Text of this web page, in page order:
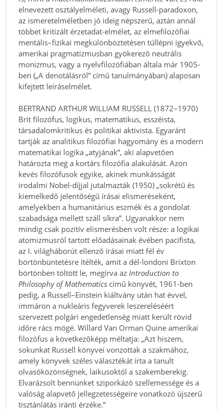
elnevezett osztályelméleti, avagy Russell-paradoxon,
az ismeretelméletben jó ideig népszerű, aztán annál
többet kritizált érzetadat-elmélet, az elmefilozófiai
mentális–fizikai megkülönböztetésen túllépni igyekvő,
amerikai pragmatizmusban gyökerező neutrális
monizmus, vagy a nyelvfilozófiában általa már 1905-
ben („A denotálásról” című tanulmányában) alaposan
kifejtett leíráselmélet.
BERTRAND ARTHUR WILLIAM RUSSELL (1872–1970)
Brit filozófus, logikus, matematikus, esszéista,
társadalomkritikus és politikai aktivista. Egyaránt
tartják az analitikus filozófiai hagyomány és a modern
matematikai logika „atyjának”, aki alapvetően
határozta meg a kortárs filozófia alakulását. Azon
kevés filozófusok egyike, akinek munkásságát
irodalmi Nobel-díjjal jutalmazták (1950) „sokrétű és
kiemelkedő jelentőségű írásai elismeréseként,
amelyekben a humanitárius eszmék és a gondolat
szabadsága mellett száll síkra”. Ugyanakkor nem
mindig csak pozitív elismerésben volt része: a logikai
atomizmusról tartott előadásainak évében pacifista,
az I. világháborút ellenző írásai miatt fél év
börtönbüntetésre ítélték, amit a dél-londoni Brixton
börtönben töltött le, megírva az Introduction to
Philosophy of Mathematics című könyvét, 1961-ben
pedig, a Russell–Einstein kiáltvány után hat évvel,
immáron a nukleáris fegyverek leszereléséért
szervezett polgári engedetlenség miatt került rövid
időre rács mögé. Willard Van Orman Quine amerikai
filozófus a következőképp méltatja: „Azt hiszem,
sokunkat Russell könyvei vonzottak a szakmához,
amely könyvek széles választékát írta a tanult
olvasóközönségnek, laikusoktól a szakemberekig.
Elvarázsolt bennünket sziporkázó szellemessége és a
valóság alapvető jellegzetességeire vonatkozó újszerű
tisztánlátás iránti érzéke.”